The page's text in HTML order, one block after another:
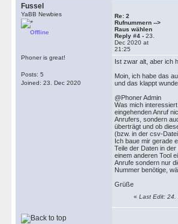
Fussel
YaBB Newbies
Offline
Phoner is great!
Posts: 5
Joined: 23. Dec 2020
Re: 2
Rufnummern -->
Raus wählen
Reply #4 - 23.
Dec 2020 at
21:25
Ist zwar alt, aber ich
Moin, ich habe das
und das klappt
@Phoner Admin
Was mich
eingehenden Anruf
Anrufers, sondern
überträgt und ob
(bzw. in der csv-
Ich baue mir gerade
Teile der Daten in
einem anderen Tool
Anrufe sondern nur
Nummer benötige,
Grüße
«Last Edit: 24.